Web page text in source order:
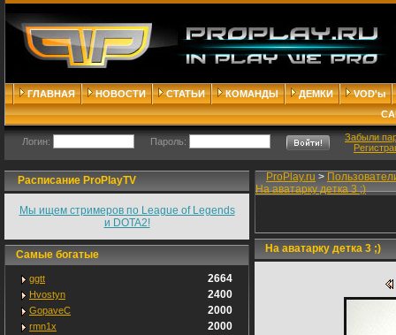
ГЛАВНАЯ НОВОСТИ СТАТЬИ КОМАНДЫ ДЕМКИ
VOD'ы
Логин: Пароль:
Забыли
Расписание ProPlayTV
Мы ищем стримеров по League of Legends
и DOTA2!
Самые богатые
ggtt 2664
Hvostyn 2400
GopaveC 2000
rmn1x 2000
ProPlay.ru >
На аватарку детка 3 ;)
На аватарку детка 3 ;)